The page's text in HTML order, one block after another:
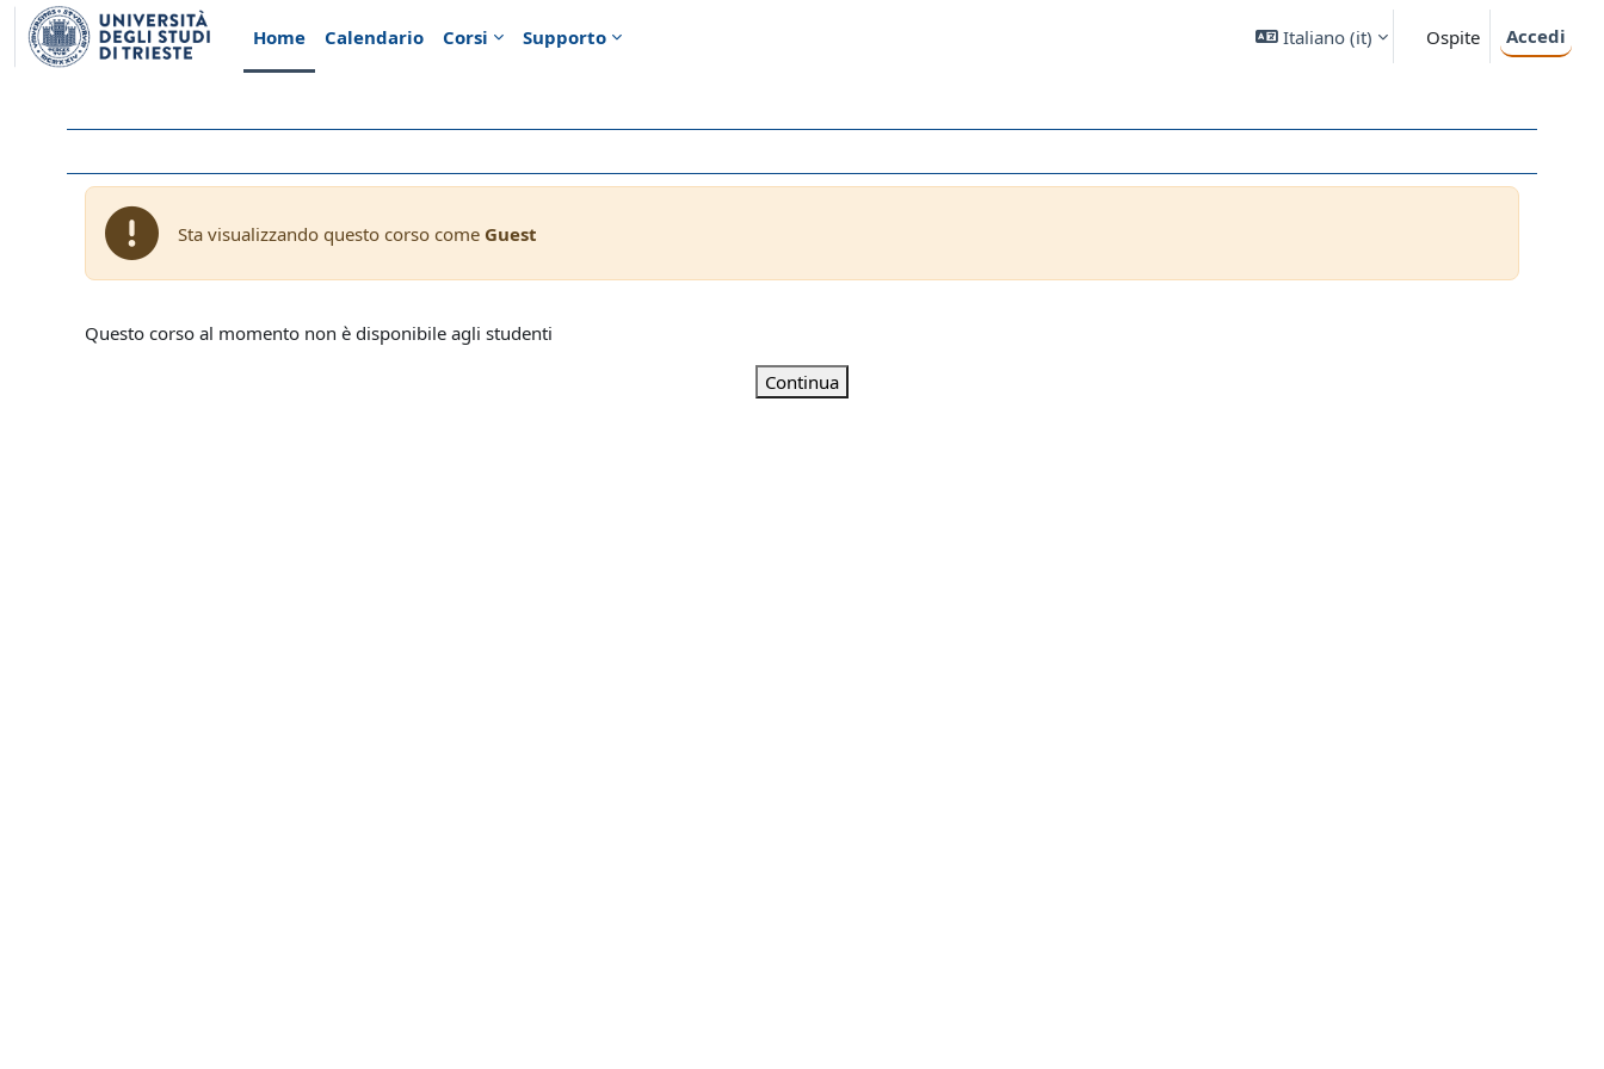
Vai al contenuto principale
Home
Calendario Corsi Supporto Italiano ‎(it)‎ Ospite Accedi
Sta visualizzando questo corso come Guest
Questo corso al momento non è disponibile agli studenti
Continua